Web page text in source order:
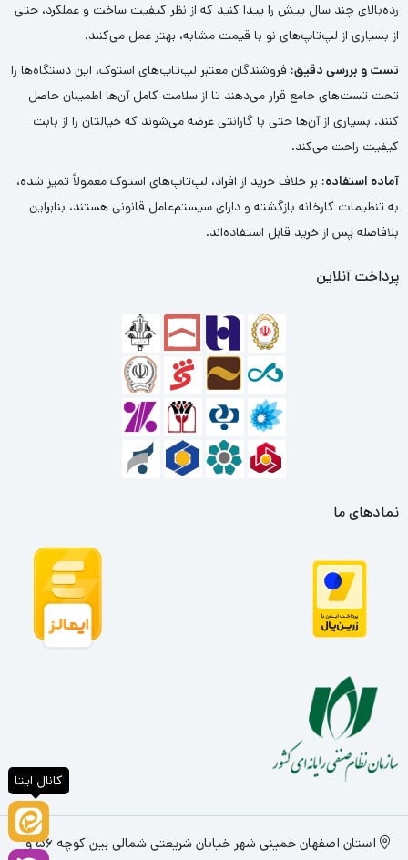
رده‌بالای چند سال پیش را پیدا کنید که از نظر کیفیت ساخت و عملکرد، حتی
از بسیاری از لپ‌تاپ‌های نو با قیمت مشابه، بهتر عمل می‌کنند.
تست و بررسی دقیق: فروشندگان معتبر لپ‌تاپ‌های استوک، این دستگاه‌ها را
تحت تست‌های جامع قرار می‌دهند تا از سلامت کامل آن‌ها اطمینان حاصل
کنند. بسیاری از آن‌ها حتی با گارانتی عرضه می‌شوند که خیالتان را از بابت
کیفیت راحت می‌کند.
آماده استفاده: بر خلاف خرید از افراد، لپ‌تاپ‌های استوک معمولاً تمیز شده،
به تنظیمات کارخانه بازگشته و دارای سیستم‌عامل قانونی هستند، بنابراین
بلافاصله پس از خرید قابل استفاده‌اند.
پرداخت آنلاین
نمادهای ما
استان اصفهان خمینی شهر خیابان شریعتی شمالی بین کوچه 56 و
کانال ایتا